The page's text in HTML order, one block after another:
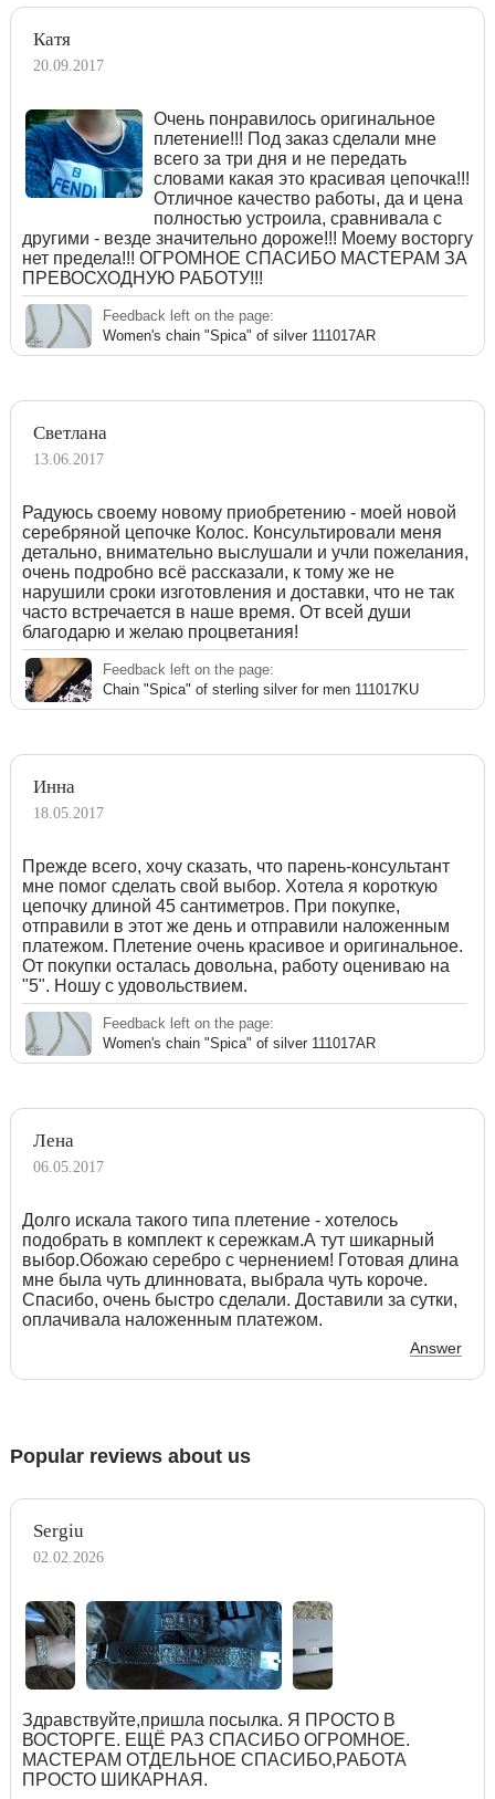
Катя
20.09.2017
Очень понравилось оригинальное
плетение!!! Под заказ сделали мне
всего за три дня и не передать
словами какая это красивая цепочка!!!
Отличное качество работы, да и цена
полностью устроила, сравнивала с
другими - везде значительно дороже!!! Моему восторгу
нет предела!!! ОГРОМНОЕ СПАСИБО МАСТЕРАМ ЗА
ПРЕВОСХОДНУЮ РАБОТУ!!!
Feedback left on the page:
Women's chain "Spica" of silver 111017AR
Светлана
13.06.2017
Радуюсь своему новому приобретению - моей новой
серебряной цепочке Колос. Консультировали меня
детально, внимательно выслушали и учли пожелания,
очень подробно всё рассказали, к тому же не
нарушили сроки изготовления и доставки, что не так
часто встречается в наше время. От всей души
благодарю и желаю процветания!
Feedback left on the page:
Chain "Spica" of sterling silver for men 111017KU
Инна
18.05.2017
Прежде всего, хочу сказать, что парень-консультант
мне помог сделать свой выбор. Хотела я короткую
цепочку длиной 45 сантиметров. При покупке,
отправили в этот же день и отправили наложенным
платежом. Плетение очень красивое и оригинальное.
От покупки осталась довольна, работу оцениваю на
"5". Ношу с удовольствием.
Feedback left on the page:
Women's chain "Spica" of silver 111017AR
Лена
06.05.2017
Долго искала такого типа плетение - хотелось
подобрать в комплект к сережкам.А тут шикарный
выбор.Обожаю серебро с чернением! Готовая длина
мне была чуть длинновата, выбрала чуть короче.
Спасибо, очень быстро сделали. Доставили за сутки,
оплачивала наложенным платежом.
Answer
Popular reviews about us
Sergiu
02.02.2026
Здравствуйте,пришла посылка. Я ПРОСТО В
ВОСТОРГЕ. ЕЩЁ РАЗ СПАСИБО ОГРОМНОЕ.
МАСТЕРАМ ОТДЕЛЬНОЕ СПАСИБО,РАБОТА
ПРОСТО ШИКАРНАЯ.